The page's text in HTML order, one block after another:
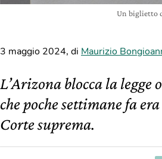
Un biglietto
3 maggio 2024, di Maurizio
L’Arizona blocca la
che poche settimane fa
Corte suprema.